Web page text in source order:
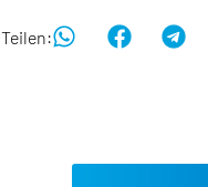
Teilen: